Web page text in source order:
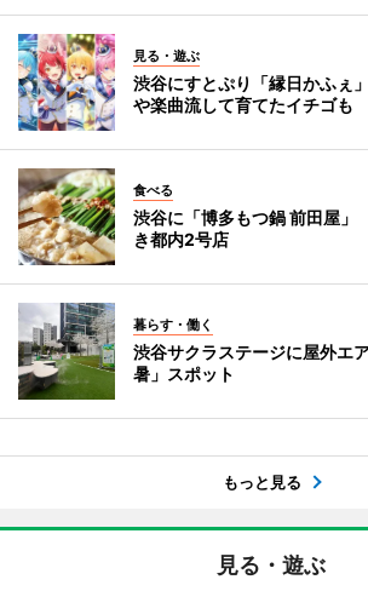
見る・遊ぶ
渋谷にすとぷり「縁日かふぇ
や楽曲流して育てたイチゴも
食べる
渋谷に「博多もつ鍋 前田屋
き都内2号店
暮らす・働く
渋谷サクラステージに屋外エ
暑」スポット
もっと見る
見る・遊ぶ